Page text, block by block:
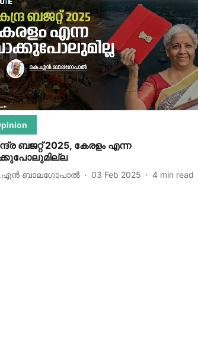
ബജറ്റ് 2025, കേരളം എന്ന
ബാലഗോപാല്‍ 03 Feb 2025 4 min read